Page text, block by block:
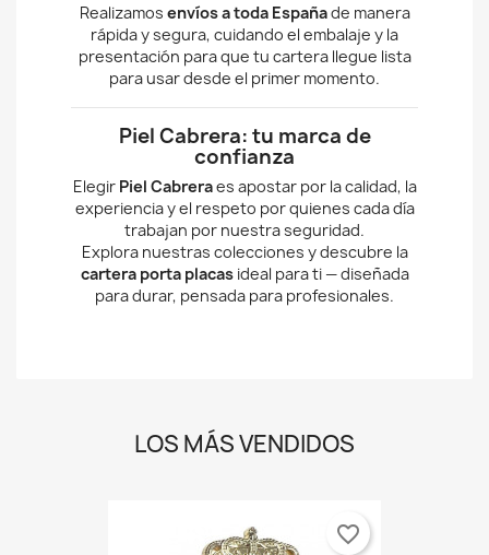
Realizamos envíos a toda Españade manera
rápida y segura, cuidando el embalaje y la
presentación para que tu cartera llegue lista
para usar desde el primer momento.
Piel Cabrera: tu marca de
confianza
Elegir Piel Cabreraes apostar por la calidad, la
experiencia y el respeto por quienes cada día
trabajan por nuestra seguridad.
Explora nuestras colecciones y descubre la
cartera porta placasideal para ti — diseñada
para durar, pensada para profesionales.
LOS MÁS VENDIDOS
favorite_border